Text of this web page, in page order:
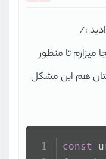
:/
میزارم تا منظور
هم این مشکل
const